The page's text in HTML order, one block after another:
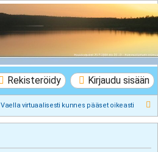
Kirjaudu sisään
Rekisteröidy
Vaella virtuaalisesti kunnes pääset oikeasti